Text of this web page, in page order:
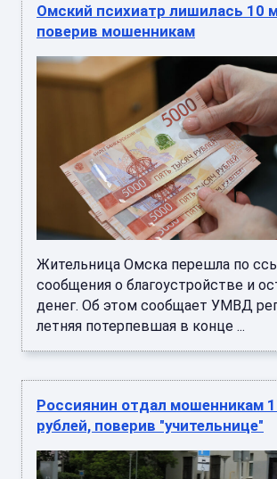
Омский психиатр лишилась 10
поверив мошенникам
Жительница Омска перешла по
сообщения о благоустройстве и
денег. Об этом сообщает УМВД
летняя потерпевшая в конце ...
Россиянин отдал мошенникам
рублей, поверив "учительнице"